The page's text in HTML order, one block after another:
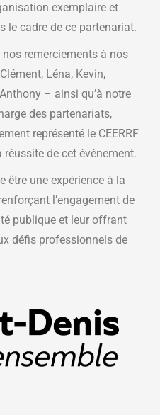
exemplaire et
le cadre de ce partenariat.
remerciements à nos
Léna, Kevin,
– ainsi qu’à notre
des partenariats,
représenté le CEERRF
de cet événement.
être une expérience à la
l’engagement de
publique et leur offrant
défis professionnels de